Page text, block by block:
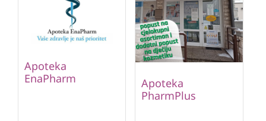
Apoteka
EnaPharm
Apoteka
PharmPlus